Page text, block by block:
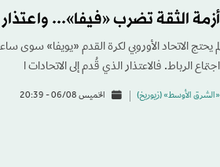
أزمة الثقة تضرب «فيفا»... واعتذار
لم يحتج الاتحاد الأوروبي لكرة القدم «يويفا» سوى
اجتماع الرباط. فالاعتذار الذي قُدم إلى الاتحادات ا
«الشرق الأوسط» (زيوريخ) الخميس 06/08 - 20:39